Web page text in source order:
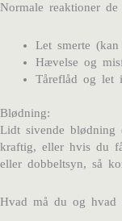
Normale reaktioner de
Let smerte (kan
Hævelse og
Tåreflåd og let
Blødning:
Lidt sivende blødning
kraftig, eller hvis du
eller dobbeltsyn, så
Hvad må du og hvad